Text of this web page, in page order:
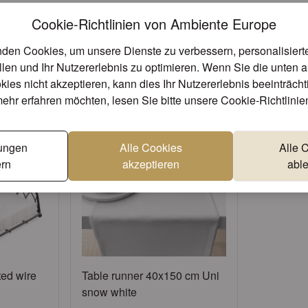
Cookie-Richtlinien von Ambiente Europe
Cookies, um unsere Dienste zu verbessern,
und Ihr Nutzererlebnis zu optimieren. Wenn Sie die unten
nicht akzeptieren, kann dies Ihr Nutzererlebnis
erfahren möchten, lesen Sie bitte unsereCookie-
Alle Cookies
akzeptieren
Alle
Einzigartige Designs Erstklassige
könnten Ihnen eventuell auch
wire
Table runner 40x150 cm Uni
snow white